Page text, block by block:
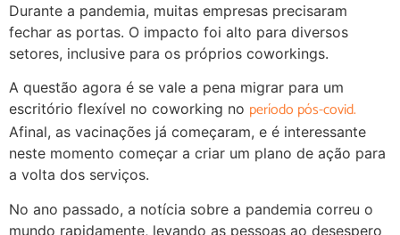
Durante a pandemia, muitas empresas precisaram
fechar as portas. O impacto foi alto para diversos
setores, inclusive para os próprios coworkings.
A questão agora é se vale a pena migrar para um
escritório flexível no coworking no período pós-covid.
Afinal, as vacinações já começaram, e é interessante
neste momento começar a criar um plano de ação para
a volta dos serviços.
No ano passado, a notícia sobre a pandemia correu o
mundo rapidamente, levando as pessoas ao desespero